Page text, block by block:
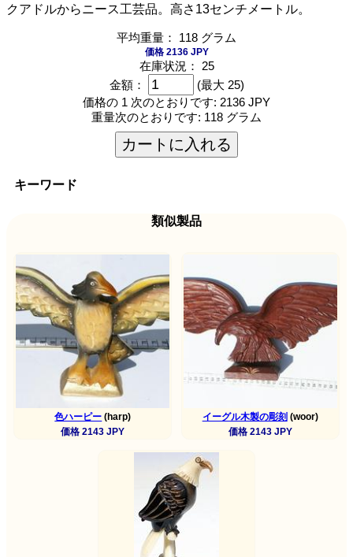
クアドルからニース工芸品。高さ13センチメートル。
平均重量： 118 グラム
価格 2136 JPY
在庫状況： 25
金額：
(最大 25)
価格の 1 次のとおりです: 2136 JPY
重量次のとおりです: 118 グラム
カートに入れる
キーワード
類似製品
色ハーピー (harp)
価格 2143 JPY
イーグル木製の彫刻 (woor)
価格 2143 JPY